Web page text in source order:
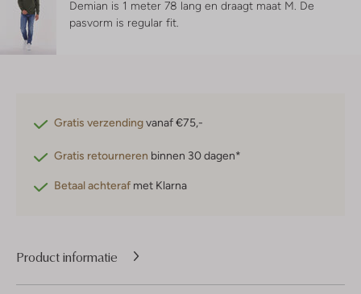
Demian is 1 meter 78 lang en draagt maat M. De
pasvorm is regular fit
Gratis verzendingvanaf €75,-
Gratis retourneren binnen 30 dagen*
Betaal achteraf met Klarna
Product informatie